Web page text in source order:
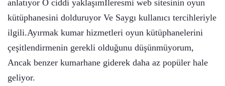
anlatıyor O ciddi yaklaşımİleresmi web sitesinin oyun
kütüphanesini dolduruyor Ve Saygı kullanıcı tercihleriyle
ilgili.Ayırmak kumar hizmetleri oyun kütüphanelerini
çeşitlendirmenin gerekli olduğunu düşünmüyorum,
Ancak benzer kumarhane giderek daha az popüler hale
geliyor.